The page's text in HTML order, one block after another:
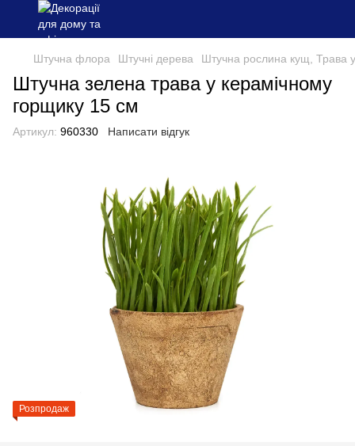
Штучна флора Штучні дерева Штучна рослина кущ, Трава
Штучна зелена трава у керамічному
горщику 15 см
Артикул: 960330 Написати відгук
Розпродаж